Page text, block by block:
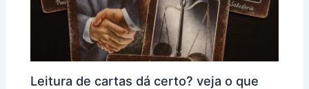
Leitura de cartas dá certo? veja o que